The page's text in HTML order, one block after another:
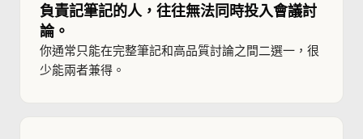
負責記筆記的人，往往無法同時投入會議討
論。
你通常只能在完整筆記和高品質討論之間二選一，很
少能兩者兼得。